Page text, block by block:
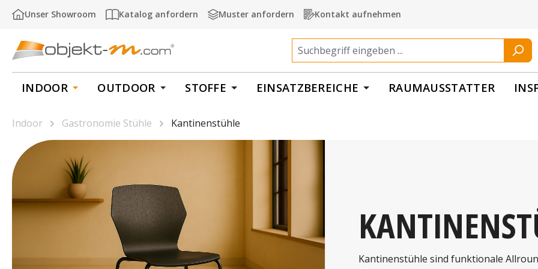
Hauptinhalt springen
Zur Suche springen
Zur Hauptnavigation springen
Unser Showroom Katalog anfordern Muster anfordern Kontakt aufnehmen
INDOOR OUTDOOR STOFFE EINSATZBEREICHE RAUMAUSSTATTER
Indoor Gastronomie Stühle Kantinenstühle
Kantinenstühle sind funktionale